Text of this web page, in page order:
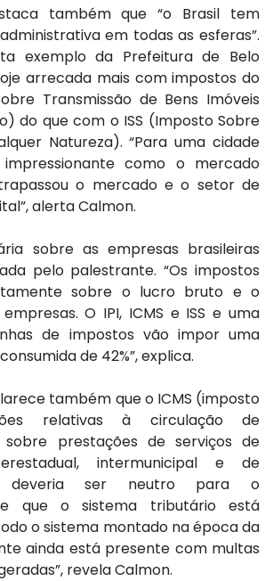
também que “o Brasil tem
em todas as esferas”.
exemplo da Prefeitura de Belo
arrecada mais com impostos do
Transmissão de Bens Imóveis
do que com o ISS (Imposto Sobre
Natureza). “Para uma cidade
como o mercado
o mercado e o setor de
alerta Calmon.
sobre as empresas brasileiras
pelo palestrante. “Os impostos
sobre o lucro bruto e o
O IPI, ICMS e ISS e uma
de impostos vão impor uma
de 42%”, explica.
também que o ICMS (imposto
relativas à circulação de
prestações de serviços de
intermunicipal e de
deveria ser neutro para o
e que o sistema tributário está
o sistema montado na época da
ainda está presente com multas
revela Calmon.